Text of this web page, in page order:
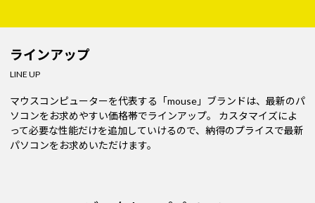
ラインアップ
LINE UP
マウスコンピューターを代表する「mouse」ブランドは、最新のパ
ソコンをお求めやすい価格帯でラインアップ。 カスタマイズによ
って必要な性能だけを追加していけるので、納得のプライスで最新
パソコンをお求めいただけます。